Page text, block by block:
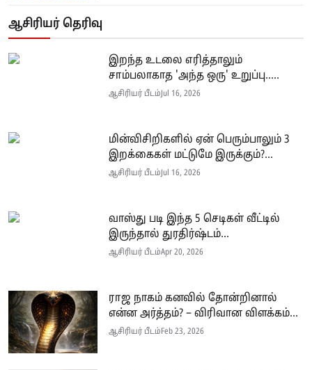
ஆசிரியர் தெரிவு
இறந்த உடலை எரித்தாலும்
சாம்பலாகாத 'அந்த ஒரு' உறுப்பு.....
ஆசிரியர் பீடம் Jul 16, 2026
மின்விசிறிகளில் ஏன் பெரும்பாலும் 3
இறக்கைகள் மட்டுமே இருக்கும்?...
ஆசிரியர் பீடம் Jul 16, 2026
வாஸ்து படி இந்த 5 செடிகள் வீட்டில்
இருந்தால் துரதிர்ஷ்டம்...
ஆசிரியர் பீடம்Apr 20, 2026
ராஜ நாகம் கனவில் தோன்றினால்
என்ன அர்த்தம்? – விரிவான விளக்கம்...
ஆசிரியர் பீடம்Feb 23, 2026